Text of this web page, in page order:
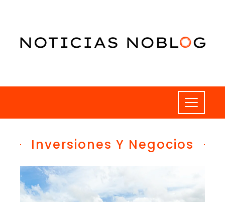
Inversiones Y Negocios